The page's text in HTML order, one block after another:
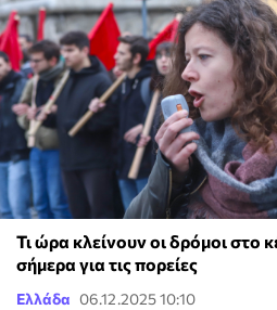
Τι ώρα κλείνουν οι δρόμοι στο
σήμερα για τις πορείες
Ελλάδα 06.12.2025 10:10